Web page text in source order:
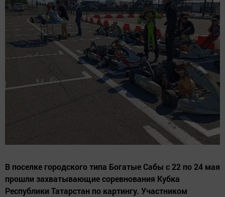
В поселке городского типа Богатые Сабы с 22 по 24 мая
прошли захватывающие соревнования Кубка
Республики Татарстан по картингу. Участником